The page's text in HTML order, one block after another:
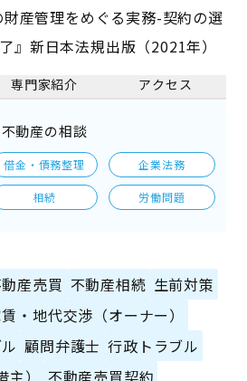
産管理をめぐる実務-契約の選
』新日本法規出版（2021年）
専門家紹介 アクセス
不動産の相談
借金・債務整理 企業法務
相続 労働問題
産売買 不動産相続 生前対策
・地代交渉（オーナー）
顧問弁護士 行政トラブル
）
不動産売買契約